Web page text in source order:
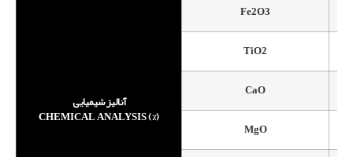
آنالیز شیمیایی
CHEMICAL ANALYSIS (%)
Fe2O3
TiO2
CaO
MgO